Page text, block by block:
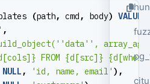
(path, cmd, body) VALUES
,
FROM {d[src]}
NULL, 'id, name, email' ),